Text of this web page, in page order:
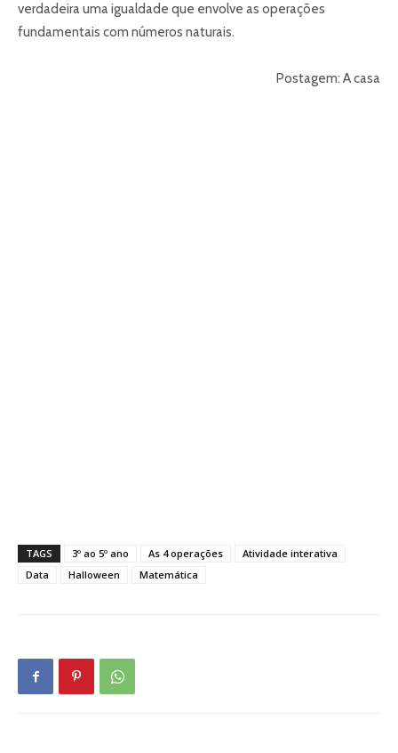
verdadeira uma igualdade que envolve as operações
fundamentais com números naturais.
Postagem: A casa
TAGS 3º ao 5º ano As 4 operações
Atividade interativa
Data
Halloween Matemática